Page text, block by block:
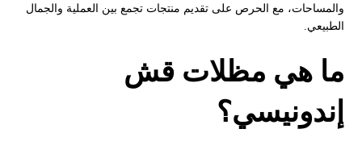
والمساحات، مع الحرص على تقديم منتجات تجمع بين العملية والجمال
الطبيعي.
ما هي مظلات قش
إندونيسي؟